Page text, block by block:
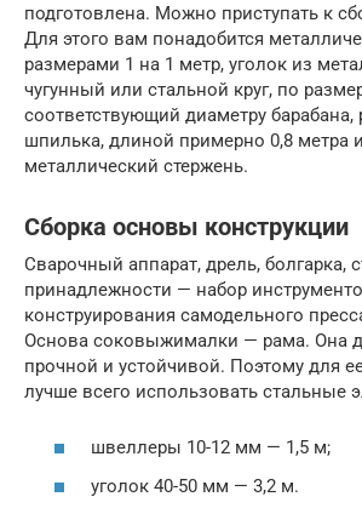
подготовлена. Можно приступать к
Для этого вам понадобится
размерами 1 на 1 метр, уголок из
чугунный или стальной круг, по
соответствующий диаметру барабана,
шпилька, длиной примерно 0,8 метра
металлический стержень.
Сборка основы конструкции
Сварочный аппарат, дрель, болгарка,
принадлежности — набор
конструирования самодельного
Основа соковыжималки — рама. Она
прочной и устойчивой. Поэтому для
лучше всего использовать стальные
швеллеры 10-12 мм — 1,5 м;
уголок 40-50 мм — 3,2 м.